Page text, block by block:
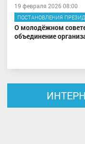
19 февраля 2026 08:00
ПОСТАНОВЛЕНИЯ
О молодёжном
объединение